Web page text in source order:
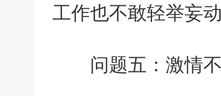
工作也不敢轻举妄
问题五：激情不